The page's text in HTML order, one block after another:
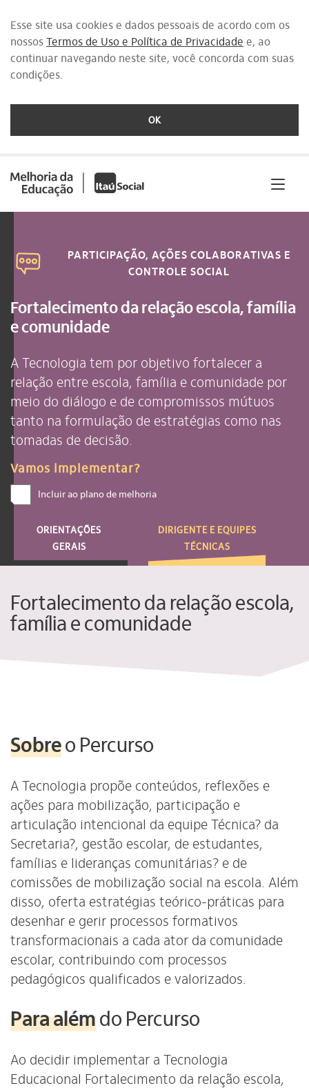
Esse site usa cookies e dados pessoais de acordo com os
nossos Termos de Uso e Política de Privacidade e, ao
continuar navegando neste site, você concorda com suas
condições.
OK
para
PARTICIPAÇÃO, AÇÕES COLABORATIVAS E
CONTROLE SOCIAL
Fortalecimento da relação escola, família
e comunidade
A Tecnologia tem por objetivo fortalecer a
relação entre escola, família e comunidade por
meio do diálogo e de compromissos mútuos
tanto na formulação de estratégias como nas
tomadas de decisão.
Vamos implementar?
Incluir ao plano de melhoria
ORIENTAÇÕES
GERAIS
DIRIGENTE E EQUIPES
TÉCNICAS
Fortalecimento da relação escola,
família e comunidade
Sobreo Percurso
A Tecnologia propõe conteúdos, reflexões e
ações para mobilização, participação e
articulação intencional da equipe Técnica? da
Secretaria?, gestão escolar, de estudantes,
famílias e lideranças comunitárias? e de
comissões de mobilização social na escola. Além
disso, oferta estratégias teórico-práticas para
desenhar e gerir processos formativos
transformacionais a cada ator da comunidade
escolar, contribuindo com processos
pedagógicos qualificados e valorizados.
Para alémdo Percurso
Ao decidir implementar a Tecnologia
Educacional Fortalecimento da relação escola,